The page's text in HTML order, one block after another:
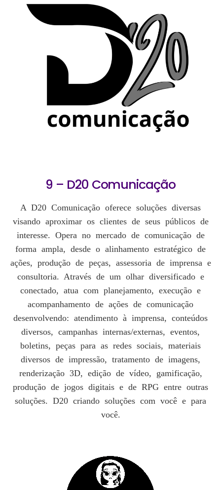
9 – D20 Comunicação
A D20 Comunicação oferece soluções diversas
visando aproximar os clientes de seus públicos de
interesse. Opera no mercado de comunicação de
forma ampla, desde o alinhamento estratégico de
ações, produção de peças, assessoria de imprensa e
consultoria. Através de um olhar diversificado e
conectado, atua com planejamento, execução e
acompanhamento de ações de comunicação
desenvolvendo: atendimento à imprensa, conteúdos
diversos, campanhas internas/externas, eventos,
boletins, peças para as redes sociais, materiais
diversos de impressão, tratamento de imagens,
renderização 3D, edição de vídeo, gamificação,
produção de jogos digitais e de RPG entre outras
soluções. D20 criando soluções com você e para
você.